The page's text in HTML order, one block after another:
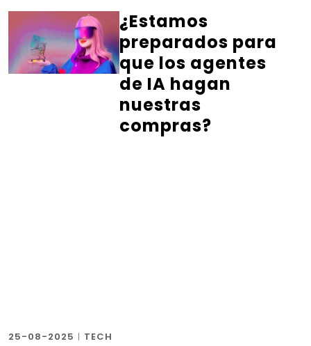
¿Estamos
preparados para
que los agentes
de IA hagan
nuestras
compras?
25-08-2025 | TECH